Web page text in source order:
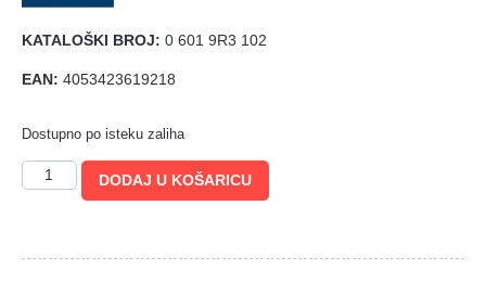
KATALOŠKI BROJ: 0 601 9R3 102
EAN: 4053423619218
Dostupno po isteku zaliha
DODAJ U KOŠARICU